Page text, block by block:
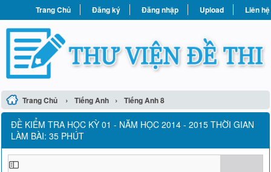
Trang Chủ Đăng ký Đăng nhập Upload Liên hệ
Trang Chủ › Tiếng Anh › Tiếng Anh 8
ĐỀ KIỂM TRA HỌC KỲ 01 - NĂM HỌC 2014 - 2015 THỜI GIAN
LÀM BÀI: 35 PHÚT